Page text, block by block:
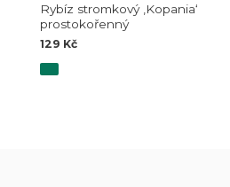
Rybíz stromkový ‚Kopania‘
prostokořenný
129 Kč